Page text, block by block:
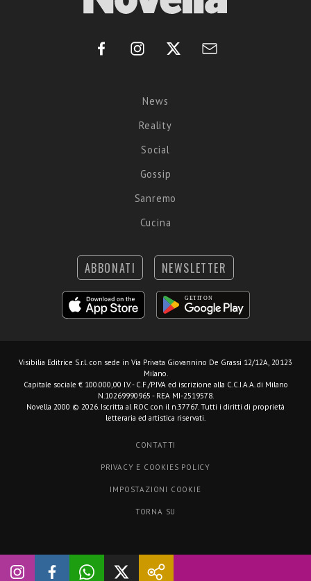
News
Reality
Social
Gossip
Sanremo
Cucina
ABBONATI NEWSLETTER
Visibilia Editrice S.r.l. con sede in Via Privata Giovannino De Grassi 12/12A, 20123
Milano.
Capitale sociale € 100.000,00 I.V. - C.F./P.IVA ed iscrizione alla C.C.I.A.A. di Milano
N.10269990965 - REA MI-2519578.
Novella 2000 © 2026. Iscritta al ROC con il n.37767. Tutti i diritti di proprietà
letteraria ed artistica riservati.
CONTATTI
PRIVACY E COOKIES POLICY
IMPOSTAZIONI COOKIE
TORNA SU